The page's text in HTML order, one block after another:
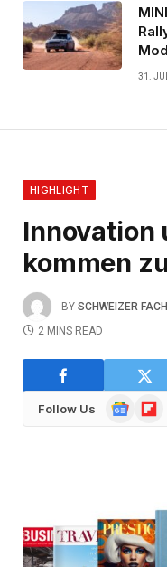
31.
HIGHLIGHT
Innovation
kommen
BY SCHWEIZER
2 MINS READ
Follow Us
Google